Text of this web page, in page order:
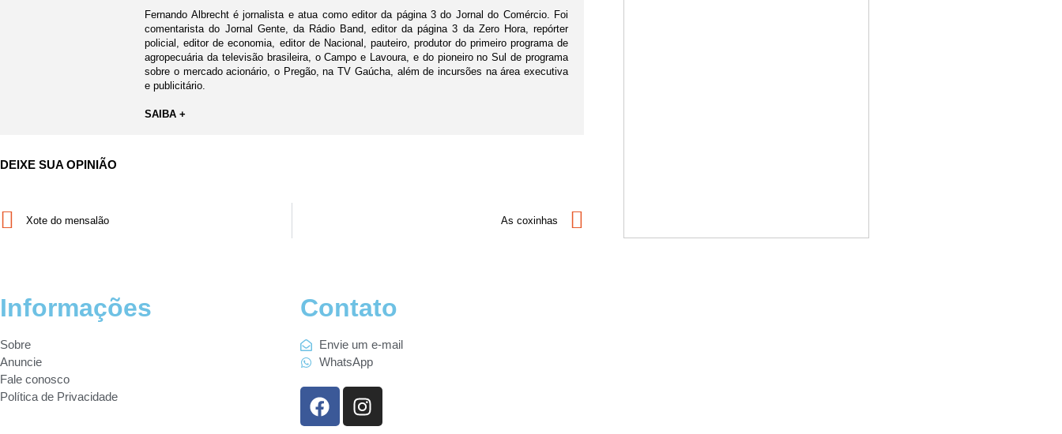
Fernando Albrecht é jornalista e atua como editor da página 3 do Jornal do Comércio. Foi
comentarista do Jornal Gente, da Rádio Band, editor da página 3 da Zero Hora, repórter
policial, editor de economia, editor de Nacional, pauteiro, produtor do primeiro programa de
agropecuária da televisão brasileira, o Campo e Lavoura, e do pioneiro no Sul de programa
sobre o mercado acionário, o Pregão, na TV Gaúcha, além de incursões na área executiva
e publicitário.
SAIBA +
DEIXE SUA OPINIÃO
Xote do mensalão As coxinhas
Informações
Sobre
Anuncie
Fale conosco
Política de Privacidade
Contato
Envie um e-mail
WhatsApp